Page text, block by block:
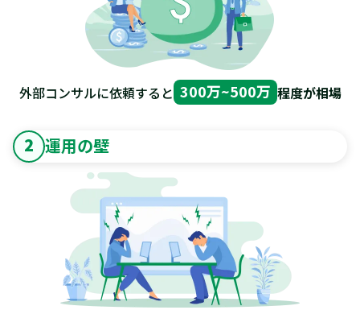
外部コンサルに依頼すると 300万~500万 程度が相場
2 運用の壁